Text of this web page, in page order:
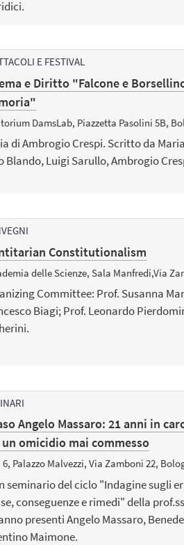
E FESTIVAL
e Diritto "Falcone e
DamsLab, Piazzetta Pasolini 5B,
di Ambrogio Crespi. Scritto da
Blando, Luigi Sarullo, Ambrogio
Constitutionalism
delle Scienze, Sala Manfredi,Via
Committee: Prof. Susanna
Biagi; Prof. Leonardo
Angelo Massaro: 21 anni in
omicidio mai commesso
6, Palazzo Malvezzi, Via Zamboni 22,
seminario del ciclo "Indagine sugli
conseguenze e rimedi" della
presenti Angelo Massaro,
Maimone.